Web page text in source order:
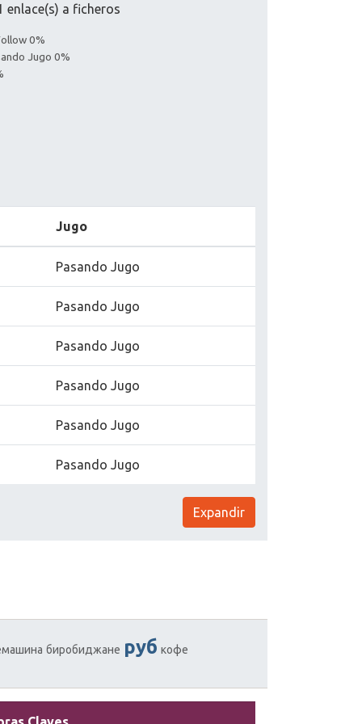
enlace(s) a ficheros
0%
Jugo 0%
Jugo
Pasando Jugo
Pasando Jugo
Pasando Jugo
Pasando Jugo
Pasando Jugo
Pasando Jugo
Expandir
биробиджане руб кофе